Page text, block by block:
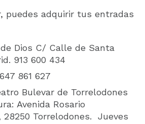
puedes adquirir tus entradas
Dios C/ Calle de Santa
913 600 434
861 627
Bulevar de Torrelodones
Avenida Rosario
28250 Torrelodones. Jueves